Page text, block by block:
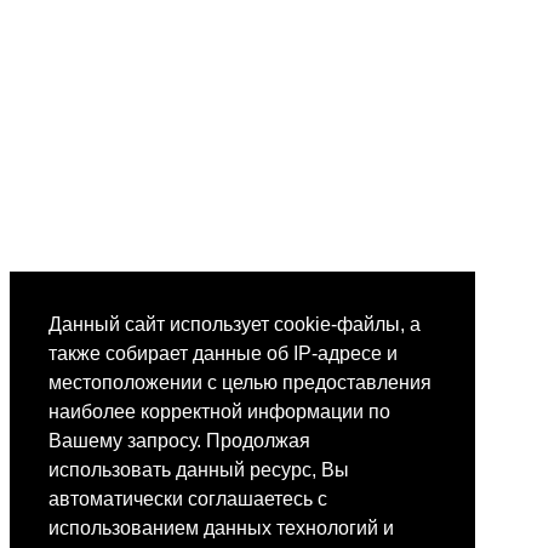
Данный сайт использует cookie-файлы, а
также собирает данные об IP-адресе и
местоположении с целью предоставления
наиболее корректной информации по
Вашему запросу. Продолжая
использовать данный ресурс, Вы
автоматически соглашаетесь с
использованием данных технологий и